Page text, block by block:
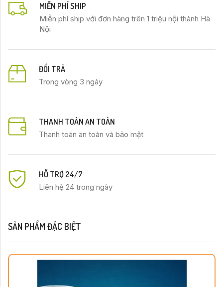
MIỄN PHÍ SHIP
Miễn phí ship với đơn hàng trên 1 triệu nội thành Hà
Nội
ĐỔI TRẢ
Trong vòng 3 ngày
THANH TOÁN AN TOÀN
Thanh toán an toàn và bảo mật
HỖ TRỢ 24/7
Liên hệ 24 trong ngày
SẢN PHẨM ĐẶC BIỆT